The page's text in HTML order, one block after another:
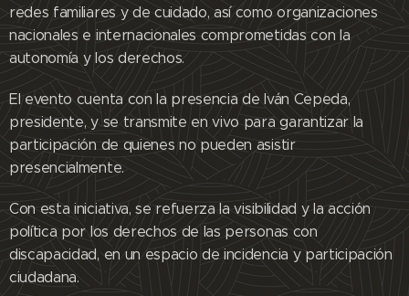
redes familiares y de cuidado, así como organizaciones
nacionales e internacionales comprometidas con la
autonomía y los derechos.
El evento cuenta con la presencia de Iván Cepeda,
presidente, y se transmite en vivo para garantizar la
participación de quienes no pueden asistir
presencialmente.
Con esta iniciativa, se refuerza la visibilidad y la acción
política por los derechos de las personas con
discapacidad, en un espacio de incidencia y participación
ciudadana.